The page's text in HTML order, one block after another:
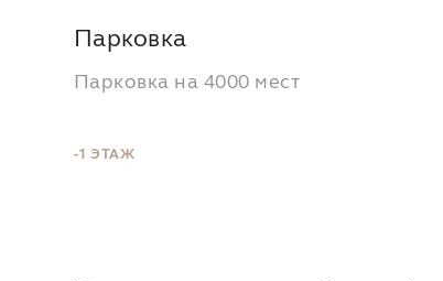
Парковка
Парковка на 4000 мест
-1 ЭТАЖ